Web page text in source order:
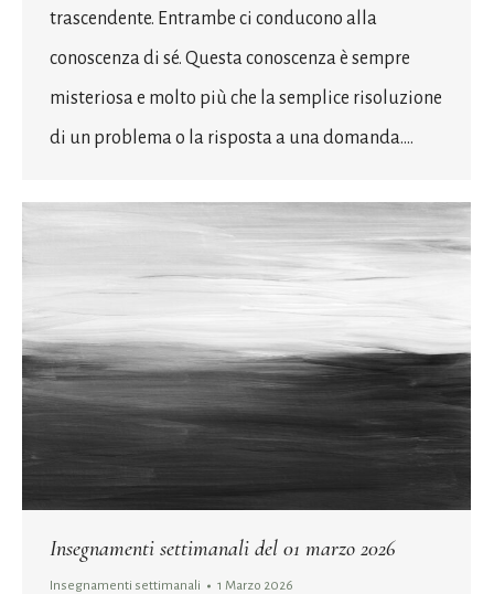
trascendente. Entrambe ci conducono alla
conoscenza di sé. Questa conoscenza è sempre
misteriosa e molto più che la semplice risoluzione
di un problema o la risposta a una domanda.…
Insegnamenti settimanali del 01 marzo 2026
Insegnamenti settimanali 1 Marzo 2026